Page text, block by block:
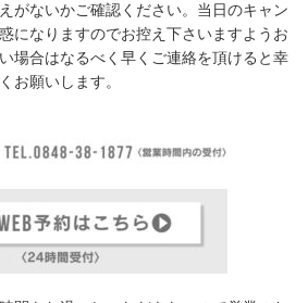
がないかご確認ください。当日のキャン
になりますのでお控え下さいますようお
場合はなるべく早くご連絡を頂けると幸
お願いします。